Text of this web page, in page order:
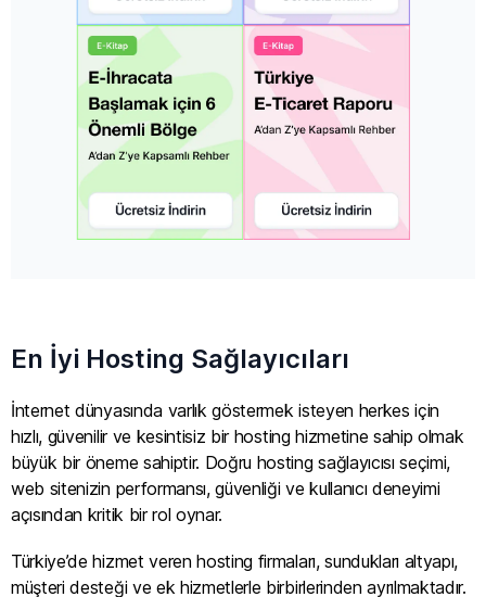
En İyi Hosting Sağlayıcıları
İnternet dünyasında varlık göstermek isteyen herkes için
hızlı, güvenilir ve kesintisiz bir hosting hizmetine sahip olmak
büyük bir öneme sahiptir. Doğru hosting sağlayıcısı seçimi,
web sitenizin performansı, güvenliği ve kullanıcı deneyimi
açısından kritik bir rol oynar.
Türkiye’de hizmet veren hosting firmaları, sundukları altyapı,
müşteri desteği ve ek hizmetlerle birbirlerinden ayrılmaktadır.